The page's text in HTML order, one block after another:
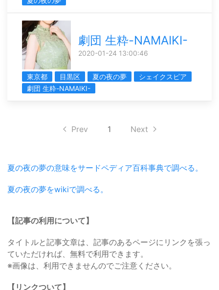
劇団 生粋-NAMAIKI-
2020-01-24 13:00:46
東京都 目黒区 夏の夜の夢
シェイクスピア
劇団 生粋-NAMAIKI-
Prev 1 Next
夏の夜の夢の意味をサードペディア百科事典で調べる。
夏の夜の夢をwikiで調べる。
【記事の利用について】
タイトルと記事文章は、記事のあるページにリンクを張っ
ていただければ、無料で利用できます。
※画像は、利用できませんのでご注意ください。
【リンクついて】